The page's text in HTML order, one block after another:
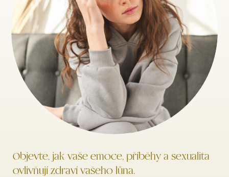
Objevte, jak vaše emoce, příběhy a sexualita
ovlivňují zdraví vašeho lůna.